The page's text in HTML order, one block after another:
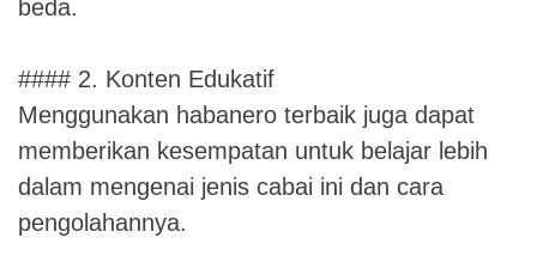
beda.
#### 2. Konten Edukatif
Menggunakan habanero terbaik juga dapat
memberikan kesempatan untuk belajar lebih
dalam mengenai jenis cabai ini dan cara
pengolahannya.